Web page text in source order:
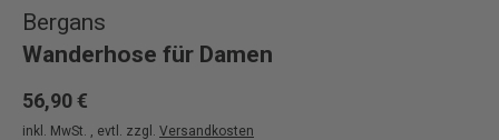
Bergans
Wanderhose für Damen
56,90 €
inkl. MwSt. , evtl. zzgl. Versandkosten